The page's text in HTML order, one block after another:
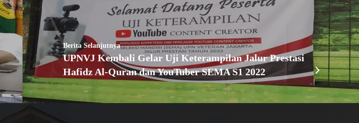
Berita Selanjutnya
UPNVJ Kembali Gelar Uji Keterampilan Jalur Prestasi
Hafidz Al-Quran dan YouTuber SEMA S1 2022